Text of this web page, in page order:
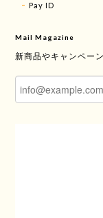
Pay ID
Mail Magazine
新商品やキャンペー